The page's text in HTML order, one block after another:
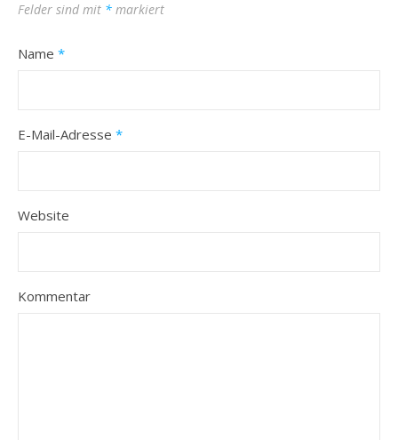
Felder sind mit * markiert
Name *
E-Mail-Adresse *
Website
Kommentar